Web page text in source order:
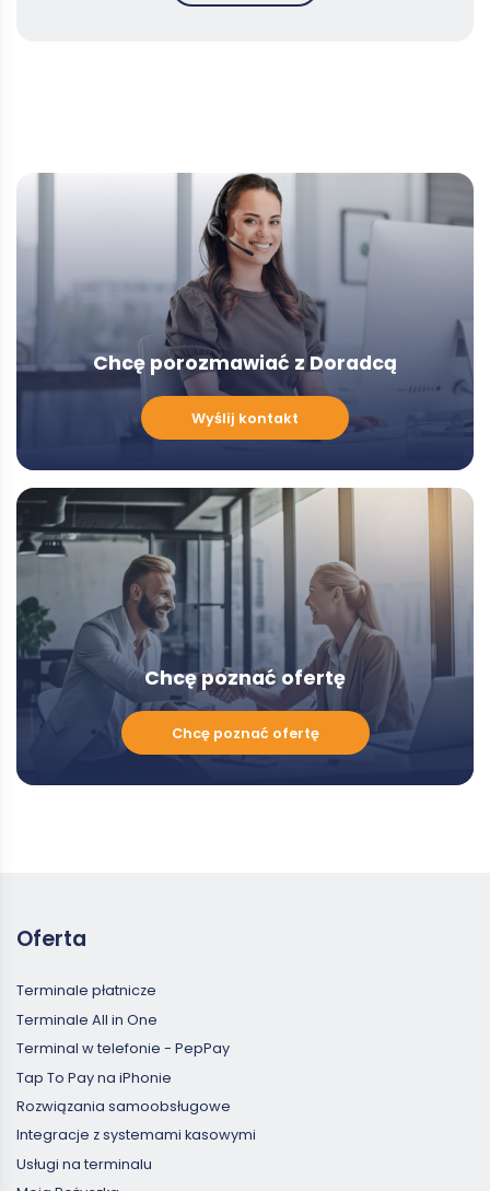
Chcę porozmawiać z Doradcą
porozmawiać
Doradcą
-
Modal
Wyślij kontakt
Chcę poznać ofertę
Chcę
Chcę poznać ofertę
Oferta
Terminale płatnicze
Terminale All in One
Terminal w telefonie - PepPay
Tap To Pay na iPhonie
Rozwiązania samoobsługowe
Integracje z systemami kasowymi
Usługi na terminalu